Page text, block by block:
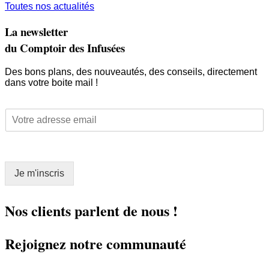
Toutes nos actualités
La newsletter
du Comptoir des Infusées
Des bons plans, des nouveautés, des conseils, directement
dans votre boite mail !
E
m
a
i
l
m
l
Je m'inscris
Nos clients parlent de nous !
Rejoignez notre communauté